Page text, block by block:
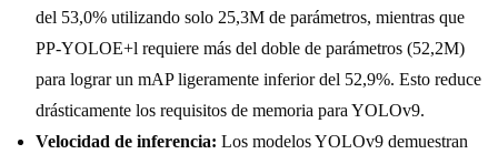
del 53,0% utilizando solo 25,3M de parámetros, mientras que
PP-YOLOE+l requiere más del doble de parámetros (52,2M)
para lograr un mAP ligeramente inferior del 52,9%. Esto reduce
drásticamente los requisitos de memoria para YOLOv9.
Velocidad de inferencia: Los modelos YOLOv9 demuestran